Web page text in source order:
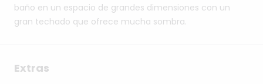
baño en un espacio de grandes dimensiones con un
gran techado que ofrece mucha sombra.
Extras